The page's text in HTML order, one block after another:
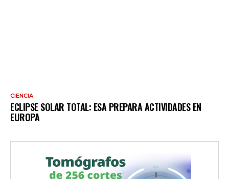
CIENCIA
ECLIPSE SOLAR TOTAL: ESA PREPARA ACTIVIDADES EN
EUROPA